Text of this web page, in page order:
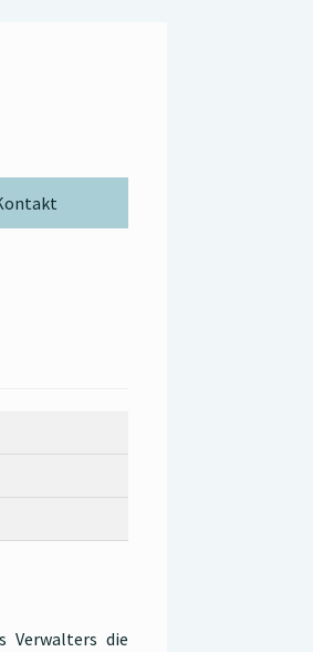
Verwalters die